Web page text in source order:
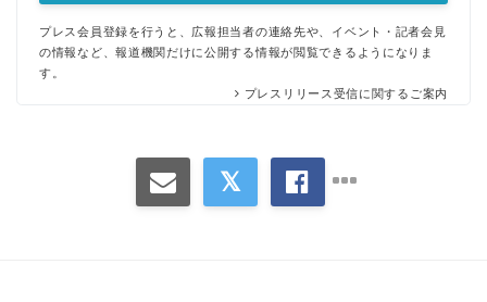
プレス会員登録を行うと、広報担当者の連絡先や、イベント・記者会見
の情報など、報道機関だけに公開する情報が閲覧できるようになりま
す。
プレスリリース受信に関するご案内